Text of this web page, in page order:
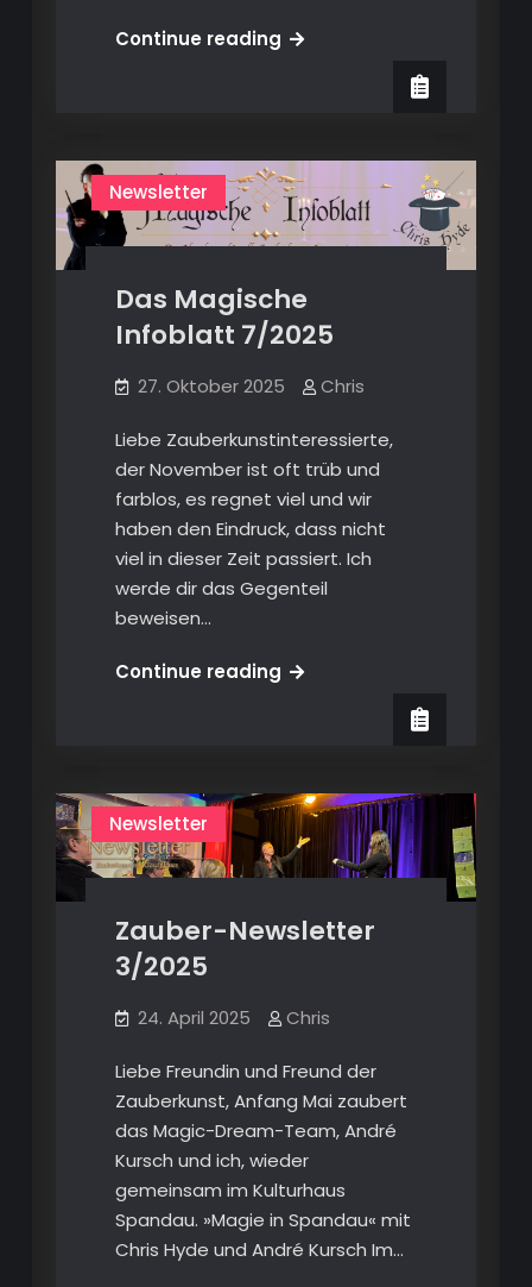
Continue readingDas
Newsletter
Das Magische
Infoblatt 7/2025
27. Oktober 2025 Chris
Liebe Zauberkunstinteressierte,
der November ist oft trüb und
farblos, es regnet viel und wir
haben den Eindruck, dass nicht
viel in dieser Zeit passiert. Ich
werde dir das Gegenteil
beweisen…
Continue readingDas
Newsletter
Zauber-Newsletter
3/2025
24. April 2025 Chris
Liebe Freundin und Freund der
Zauberkunst, Anfang Mai zaubert
das Magic-Dream-Team, André
Kursch und ich, wieder
gemeinsam im Kulturhaus
Spandau. »Magie in Spandau« mit
Chris Hyde und André Kursch Im…